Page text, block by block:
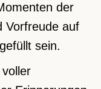
der
Vorfreude auf
sein.